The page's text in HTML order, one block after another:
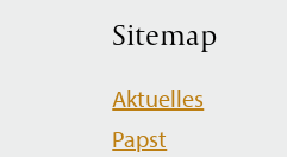
Sitemap
Navigation
überspringen
Aktuelles
Papst